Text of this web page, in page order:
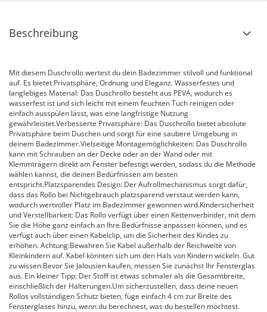
Beschreibung
Mit diesem Duschrollo wertest du dein Badezimmer stilvoll und funktional
auf. Es bietet Privatsphäre, Ordnung und Eleganz. Wasserfestes und
langlebiges Material: Das Duschrollo besteht aus PEVA, wodurch es
wasserfest ist und sich leicht mit einem feuchten Tuch reinigen oder
einfach ausspülen lässt, was eine langfristige Nutzung
gewährleistet.Verbesserte Privatsphäre: Das Duschrollo bietet absolute
Privatsphäre beim Duschen und sorgt für eine saubere Umgebung in
deinem Badezimmer.Vielseitige Montagemöglichkeiten: Das Duschrollo
kann mit Schrauben an der Decke oder an der Wand oder mit
Klemmträgern direkt am Fenster befestigt werden, sodass du die Methode
wählen kannst, die deinen Bedürfnissen am besten
entspricht.Platzsparendes Design: Der Aufrollmechanismus sorgt dafür,
dass das Rollo bei Nichtgebrauch platzsparend verstaut werden kann,
wodurch wertvoller Platz im Badezimmer gewonnen wird.Kindersicherheit
und Verstellbarkeit: Das Rollo verfügt über einen Kettenverbinder, mit dem
Sie die Höhe ganz einfach an Ihre Bedürfnisse anpassen können, und es
verfügt auch über einen Kabelclip, um die Sicherheit des Kindes zu
erhöhen. Achtung:Bewahren Sie Kabel außerhalb der Reichweite von
Kleinkindern auf. Kabel könnten sich um den Hals von Kindern wickeln. Gut
zu wissen:Bevor Sie Jalousien kaufen, messen Sie zunächst Ihr Fensterglas
aus. Ein kleiner Tipp: Der Stoff ist etwas schmaler als die Gesamtbreite,
einschließlich der Halterungen.Um sicherzustellen, dass deine neuen
Rollos vollständigen Schutz bieten, füge einfach 4 cm zur Breite des
Fensterglases hinzu, wenn du berechnest, was du bestellen möchtest.